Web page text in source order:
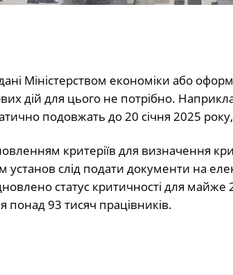
Міністерством економіки або
дій для цього не потрібно.
подовжать до 20 січня 2025
критеріїв для визначення
установ слід подати документи на
статус критичності для майже
93 тисяч працівників.